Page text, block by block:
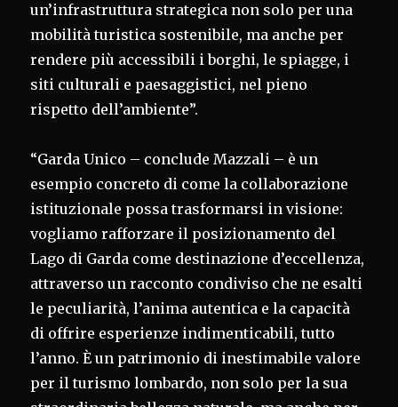
un’infrastruttura strategica non solo per una
mobilità turistica sostenibile, ma anche per
rendere più accessibili i borghi, le spiagge, i
siti culturali e paesaggistici, nel pieno
rispetto dell’ambiente”.
“Garda Unico – conclude Mazzali – è un
esempio concreto di come la collaborazione
istituzionale possa trasformarsi in visione:
vogliamo rafforzare il posizionamento del
Lago di Garda come destinazione d’eccellenza,
attraverso un racconto condiviso che ne esalti
le peculiarità, l’anima autentica e la capacità
di offrire esperienze indimenticabili, tutto
l’anno. È un patrimonio di inestimabile valore
per il turismo lombardo, non solo per la sua